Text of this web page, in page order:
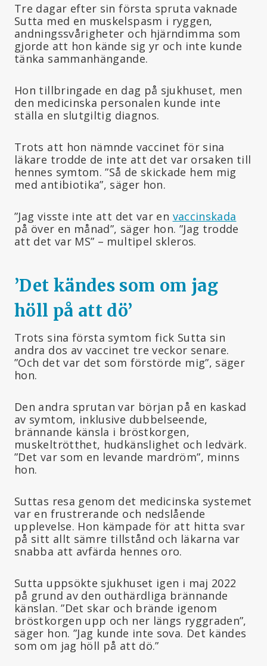
Tre dagar efter sin första spruta vaknade
Sutta med en muskelspasm i ryggen,
andningssvårigheter och hjärndimma som
gjorde att hon kände sig yr och inte kunde
tänka sammanhängande.
Hon tillbringade en dag på sjukhuset, men
den medicinska personalen kunde inte
ställa en slutgiltig diagnos.
Trots att hon nämnde vaccinet för sina
läkare trodde de inte att det var orsaken till
hennes symtom. ”Så de skickade hem mig
med antibiotika”, säger hon.
”Jag visste inte att det var en vaccinskada
på över en månad”, säger hon. ”Jag trodde
att det var MS” – multipel skleros.
’Det kändes som om jag
höll på att dö’
Trots sina första symtom fick Sutta sin
andra dos av vaccinet tre veckor senare.
”Och det var det som förstörde mig”, säger
hon.
Den andra sprutan var början på en kaskad
av symtom, inklusive dubbelseende,
brännande känsla i bröstkorgen,
muskeltrötthet, hudkänslighet och ledvärk.
”Det var som en levande mardröm”, minns
hon.
Suttas resa genom det medicinska systemet
var en frustrerande och nedslående
upplevelse. Hon kämpade för att hitta svar
på sitt allt sämre tillstånd och läkarna var
snabba att avfärda hennes oro.
Sutta uppsökte sjukhuset igen i maj 2022
på grund av den outhärdliga brännande
känslan. ”Det skar och brände igenom
bröstkorgen upp och ner längs ryggraden”,
säger hon. ”Jag kunde inte sova. Det kändes
som om jag höll på att dö.”